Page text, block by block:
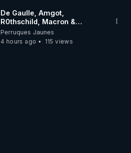
De Gaulle, Amgot,
R0thschild, Macron &
Pompidou… Macron Claude
Janvier, GPTV, 18 X 2024
Perruques Jaunes
4 hours ago
115 views